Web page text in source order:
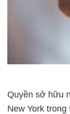
Quyền sở hữu
New York